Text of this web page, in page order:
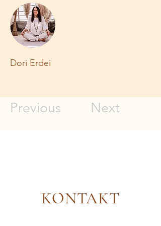
Dori Erdei
Previous Next
KONTAKT